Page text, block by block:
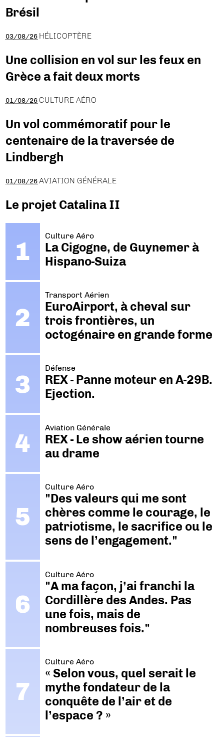
Brésil
03/08/26 HÉLICOPTÈRE
Une collision en vol sur les feux en
Grèce a fait deux morts
01/08/26 CULTURE AÉRO
Un vol commémoratif pour le
centenaire de la traversée de
Lindbergh
01/08/26 AVIATION GÉNÉRALE
Le projet Catalina II
Culture Aéro
La Cigogne, de Guynemer à
Hispano-Suiza
Transport Aérien
EuroAirport, à cheval sur
trois frontières, un
octogénaire en grande forme
Défense
REX - Panne moteur en A-29B.
Ejection.
Aviation Générale
REX - Le show aérien tourne
au drame
Culture Aéro
"Des valeurs qui me sont
chères comme le courage, le
patriotisme, le sacrifice ou le
sens de l’engagement."
Culture Aéro
"A ma façon, j’ai franchi la
Cordillère des Andes. Pas
une fois, mais de
nombreuses fois."
Culture Aéro
« Selon vous, quel serait le
mythe fondateur de la
conquête de l’air et de
l’espace ? »